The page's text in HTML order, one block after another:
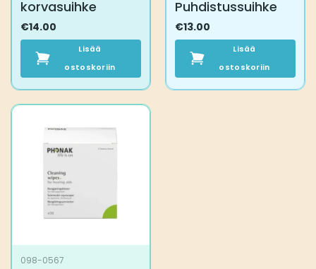
korvasuihke
€14.00
Lisää
ostoskoriin
Puhdistussuihke
€13.00
Lisää
ostoskoriin
098-0567